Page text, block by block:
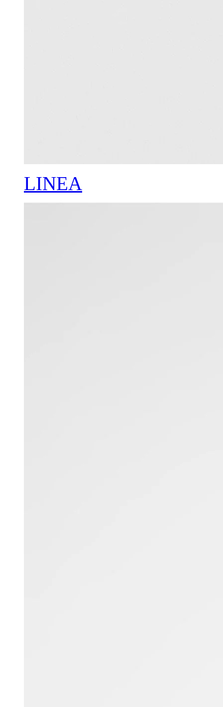
LINEA